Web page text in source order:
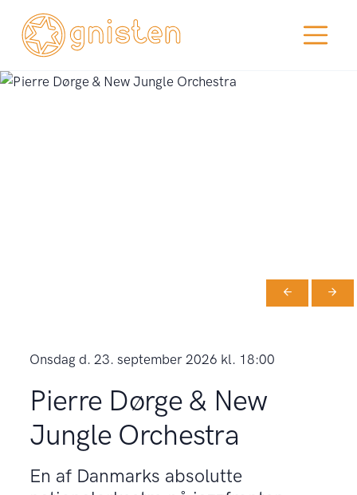
onsdag d. 23. september 2026 kl. 18:00
Pierre Dørge & New
Jungle Orchestra
En af Danmarks absolutte